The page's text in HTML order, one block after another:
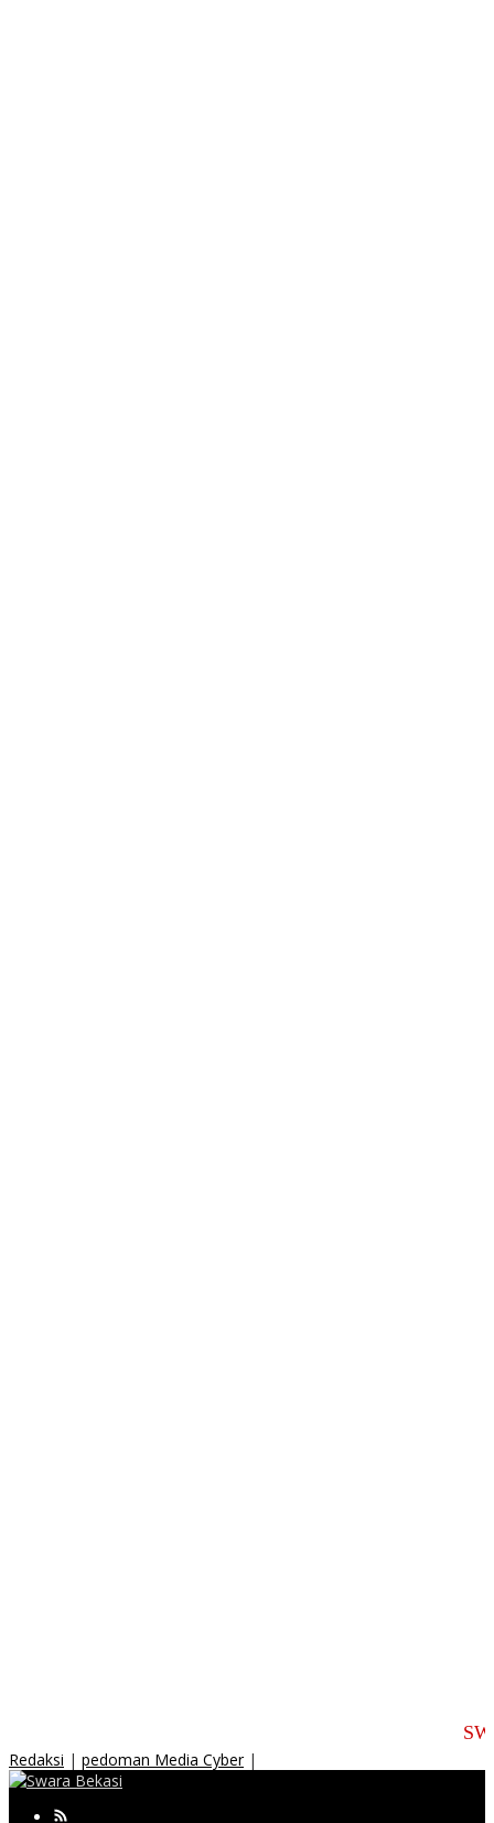
SWRA
Redaksi | pedoman Media Cyber|